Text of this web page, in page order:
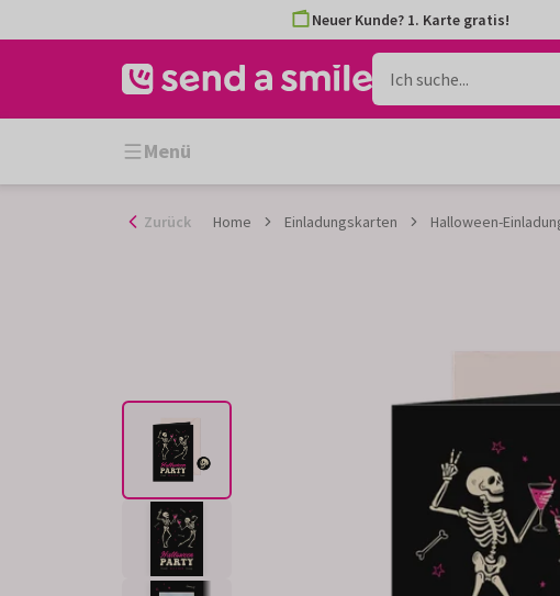
Inhalt
Neuer Kunde? 1. Karte gratis!
Menü
Zurück Home Einladungskarten Halloween-